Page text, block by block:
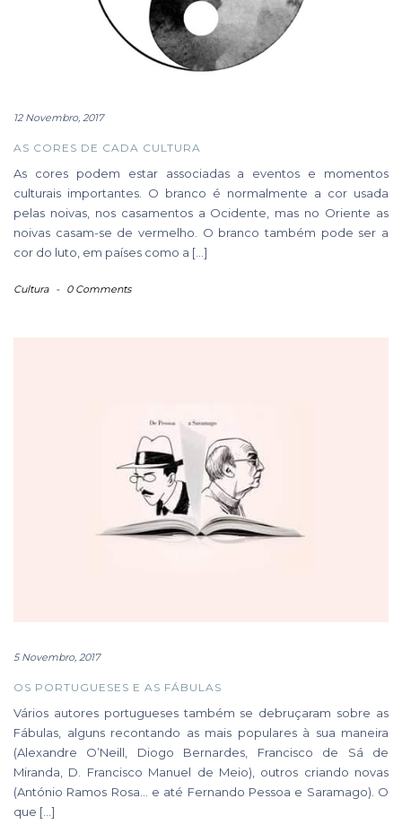
12 Novembro, 2017
AS CORES DE CADA CULTURA
As cores podem estar associadas a eventos e momentos
culturais importantes. O branco é normalmente a cor usada
pelas noivas, nos casamentos a Ocidente, mas no Oriente as
noivas casam-se de vermelho. O branco também pode ser a
cor do luto, em países como a […]
Cultura - 0 Comments
5 Novembro, 2017
OS PORTUGUESES E AS FÁBULAS
Vários autores portugueses também se debruçaram sobre as
Fábulas, alguns recontando as mais populares à sua maneira
(Alexandre O’Neill, Diogo Bernardes, Francisco de Sá de
Miranda, D. Francisco Manuel de Meio), outros criando novas
(António Ramos Rosa… e até Fernando Pessoa e Saramago). O
que […]